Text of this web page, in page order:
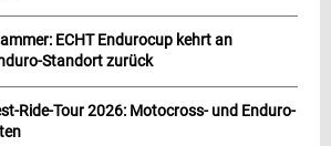
ECHT Endurocup kehrt an
Standort zurück
Ride-Tour 2026: Motocross- und Enduro-